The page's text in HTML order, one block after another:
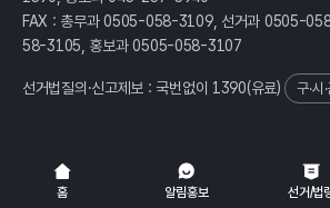
홈 알림홍보 선거/법
FAX : 총무과 0505-058-3109, 선거과 0505-
58-3105, 홍보과 0505-058-3107
선거법질의·신고제보 : 국번없이 1390(유료) 구·시